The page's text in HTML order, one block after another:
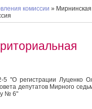
комиссии » Мирнинская
"О регистрации Луценко
депутатов Мирного
№ 6"